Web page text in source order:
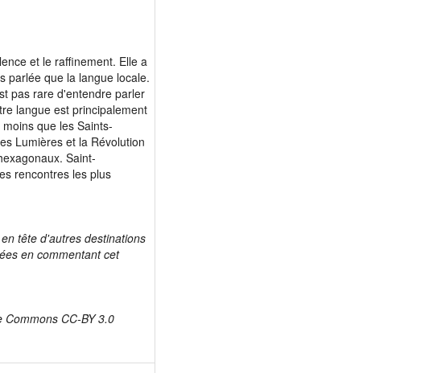
et le raffinement. Elle a
parlée que la langue locale.
pas rare d'entendre parler
langue est principalement
que les Saints-
Lumières et la Révolution
Saint-
rencontres les plus
tête d'autres destinations
en commentant cet
CC-BY 3.0